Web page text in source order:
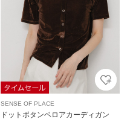
SENSE OF PLACE
ドットボタンベロアカーディガン